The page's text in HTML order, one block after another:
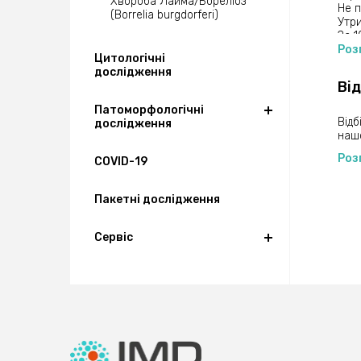
(Borrelia burgdorferi)
Цитологічні
дослідження
Патоморфологічні
дослідження
COVID-19
Пакетні дослідження
Сервіс
Не
За
Не